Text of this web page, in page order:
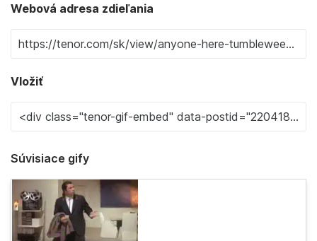
Webová adresa zdieľania
Vložiť
Súvisiace gify